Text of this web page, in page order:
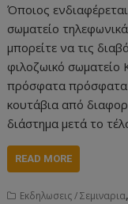
Όποιος
σωματείο
μπορείτε να τις
φιλοζωικό
πρόσφατα πρόσφατα
κουτάβια από
διάστημα μετά το
READ MORE
Εκδηλωσεις / Σεμιναρια,